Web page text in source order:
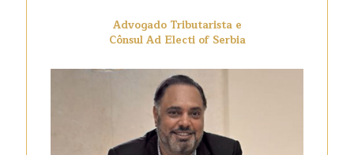
Advogado Tributarista e
Cônsul Ad Electi of Serbia